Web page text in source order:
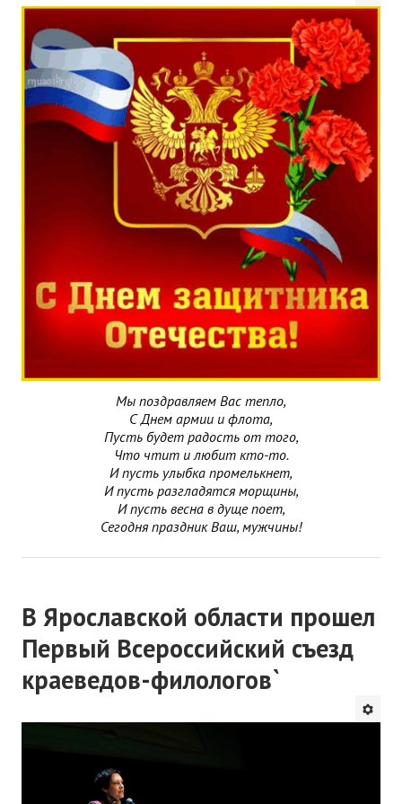
Мы поздравляем Вас тепло,
С Днем армии и флота,
Пусть будет радость от того,
Что чтит и любит кто-то.
И пусть улыбка промелькнет,
И пусть разгладятся морщины,
И пусть весна в дуще поет,
Сегодня праздник Ваш, мужчины!
В Ярославской области прошел
Первый Всероссийский съезд
краеведов-филологов`